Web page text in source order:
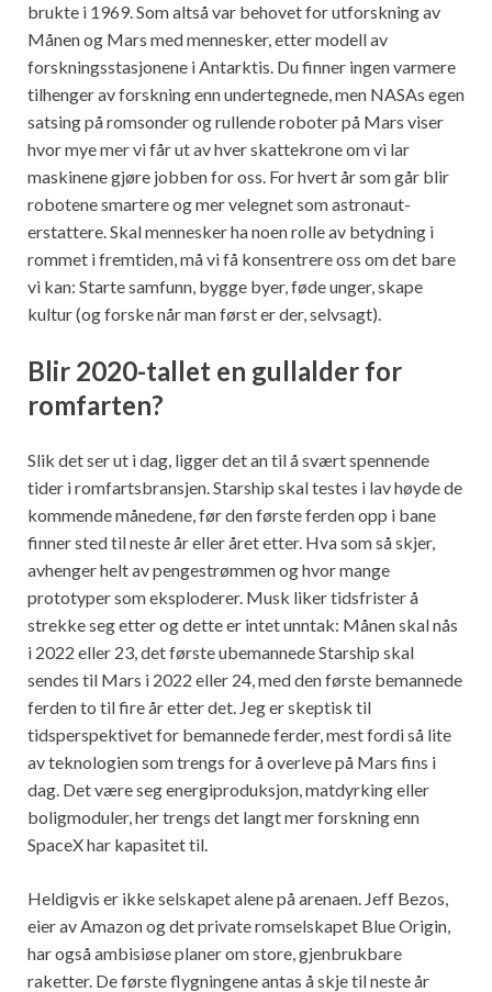
brukte i 1969. Som altså var behovet for utforskning av
Månen og Mars med mennesker, etter modell av
forskningsstasjonene i Antarktis. Du finner ingen varmere
tilhenger av forskning enn undertegnede, men NASAs egen
satsing på romsonder og rullende roboter på Mars viser
hvor mye mer vi får ut av hver skattekrone om vi lar
maskinene gjøre jobben for oss. For hvert år som går blir
robotene smartere og mer velegnet som astronaut-
erstattere. Skal mennesker ha noen rolle av betydning i
rommet i fremtiden, må vi få konsentrere oss om det bare
vi kan: Starte samfunn, bygge byer, føde unger, skape
kultur (og forske når man først er der, selvsagt).
Blir 2020-tallet en gullalder for
romfarten?
Slik det ser ut i dag, ligger det an til å svært spennende
tider i romfartsbransjen. Starship skal testes i lav høyde de
kommende månedene, før den første ferden opp i bane
finner sted til neste år eller året etter. Hva som så skjer,
avhenger helt av pengestrømmen og hvor mange
prototyper som eksploderer. Musk liker tidsfrister å
strekke seg etter og dette er intet unntak: Månen skal nås
i 2022 eller 23, det første ubemannede Starship skal
sendes til Mars i 2022 eller 24, med den første bemannede
ferden to til fire år etter det. Jeg er skeptisk til
tidsperspektivet for bemannede ferder, mest fordi så lite
av teknologien som trengs for å overleve på Mars fins i
dag. Det være seg energiproduksjon, matdyrking eller
boligmoduler, her trengs det langt mer forskning enn
SpaceX har kapasitet til.
Heldigvis er ikke selskapet alene på arenaen. Jeff Bezos,
eier av Amazon og det private romselskapet Blue Origin,
har også ambisiøse planer om store, gjenbrukbare
raketter. De første flygningene antas å skje til neste år